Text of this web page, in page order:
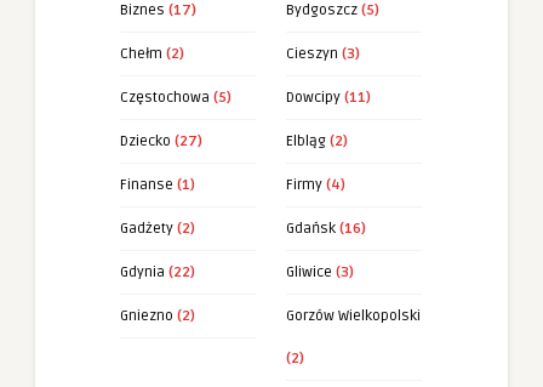
Biznes (17) Bydgoszcz (5)
Chełm (2) Cieszyn (3)
Częstochowa (5) Dowcipy (11)
Dziecko (27) Elbląg (2)
Finanse (1) Firmy (4)
Gadżety (2) Gdańsk (16)
Gdynia (22) Gliwice (3)
Gniezno (2) Gorzów Wielkopolski
(2)